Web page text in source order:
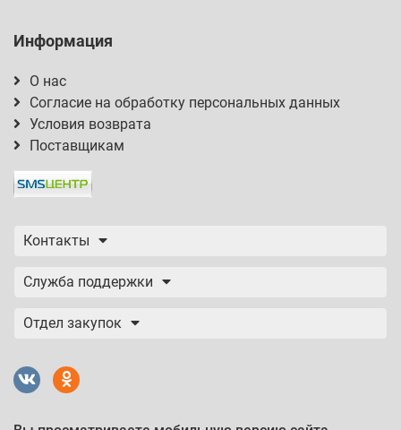
Информация
О нас
Согласие на обработку персональных данных
Условия возврата
Поставщикам
Контакты
Служба поддержки
Отдел закупок